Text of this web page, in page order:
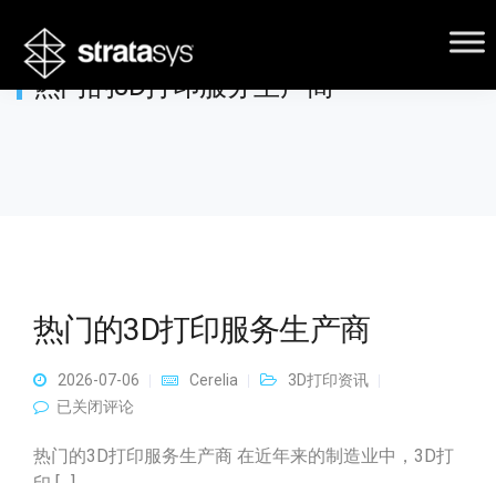
热门的3D打印服务生产商
热门的3D打印服务生产商
2026-07-06 Cerelia
3D打印资讯
热门的3D打印服务生产商
已关闭评论
热门的3D打印服务生产商 在近年来的制造业中，3D打